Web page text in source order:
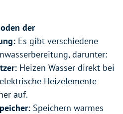
der
Es gibt verschiedene
darunter:
Heizen Wasser direkt bei
Heizelemente
auf.
Speichern warmes